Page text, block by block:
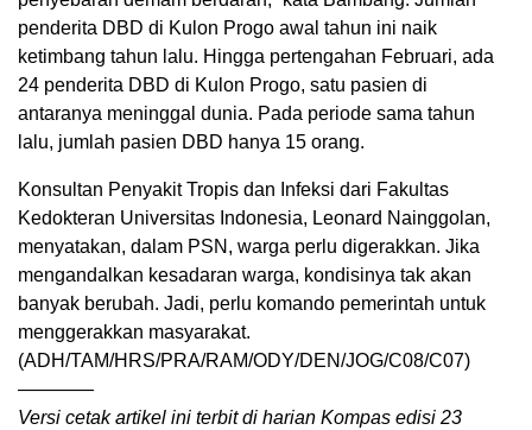
penderita DBD di Kulon Progo awal tahun ini naik
ketimbang tahun lalu. Hingga pertengahan Februari, ada
24 penderita DBD di Kulon Progo, satu pasien di
antaranya meninggal dunia. Pada periode sama tahun
lalu, jumlah pasien DBD hanya 15 orang.
Konsultan Penyakit Tropis dan Infeksi dari Fakultas
Kedokteran Universitas Indonesia, Leonard Nainggolan,
menyatakan, dalam PSN, warga perlu digerakkan. Jika
mengandalkan kesadaran warga, kondisinya tak akan
banyak berubah. Jadi, perlu komando pemerintah untuk
menggerakkan masyarakat.
(ADH/TAM/HRS/PRA/RAM/ODY/DEN/JOG/C08/C07)
————
Versi cetak artikel ini terbit di harian Kompas edisi 23